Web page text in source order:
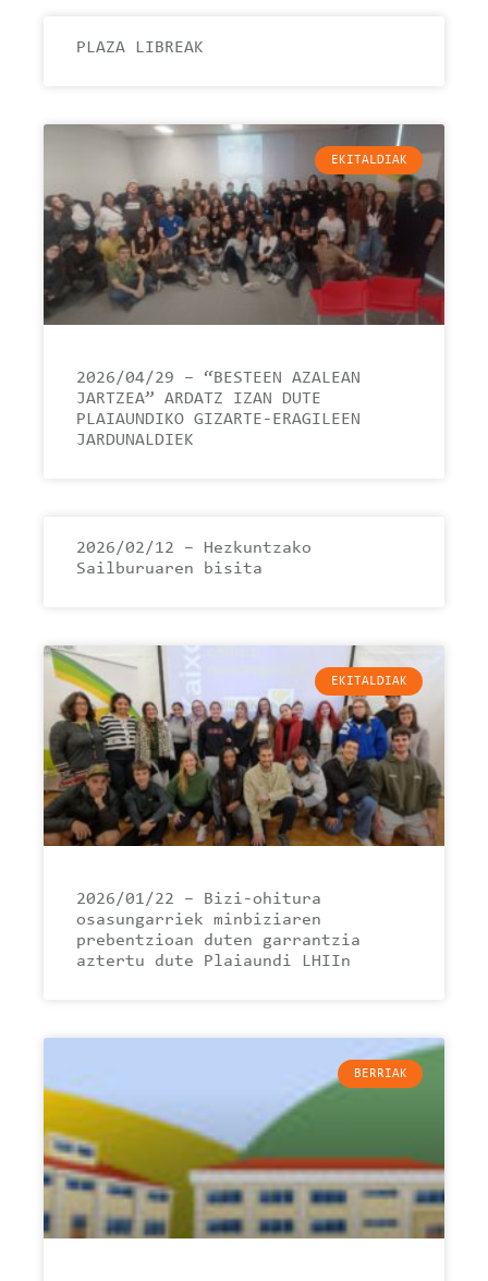
PLAZA LIBREAK
EKITALDIAK
2026/04/29 – “BESTEEN AZALEAN
JARTZEA” ARDATZ IZAN DUTE
PLAIAUNDIKO GIZARTE-ERAGILEEN
JARDUNALDIEK
2026/02/12 – Hezkuntzako
Sailburuaren bisita
EKITALDIAK
2026/01/22 – Bizi-ohitura
osasungarriek minbiziaren
prebentzioan duten garrantzia
aztertu dute Plaiaundi LHIIn
BERRIAK